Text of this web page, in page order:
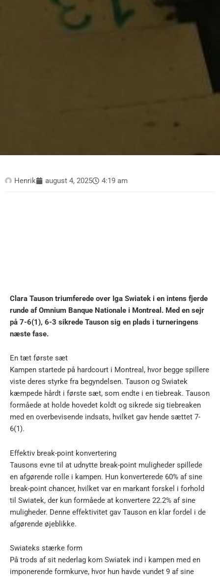
Henrik august 4, 2025 4:19 am
Clara Tauson triumferede over Iga Swiatek i en intens fjerde
runde af Omnium Banque Nationale i Montreal. Med en sejr
på 7-6(1), 6-3 sikrede Tauson sig en plads i turneringens
næste fase.
En tæt første sæt
Kampen startede på hardcourt i Montreal, hvor begge spillere
viste deres styrke fra begyndelsen. Tauson og Swiatek
kæmpede hårdt i første sæt, som endte i en tiebreak. Tauson
formåede at holde hovedet koldt og sikrede sig tiebreaken
med en overbevisende indsats, hvilket gav hende sættet 7-
6(1).
Effektiv break-point konvertering
Tausons evne til at udnytte break-point muligheder spillede
en afgørende rolle i kampen. Hun konverterede 60% af sine
break-point chancer, hvilket var en markant forskel i forhold
til Swiatek, der kun formåede at konvertere 22.2% af sine
muligheder. Denne effektivitet gav Tauson en klar fordel i de
afgørende øjeblikke.
Swiateks stærke form
På trods af sit nederlag kom Swiatek ind i kampen med en
imponerende formkurve, hvor hun havde vundet 9 af sine